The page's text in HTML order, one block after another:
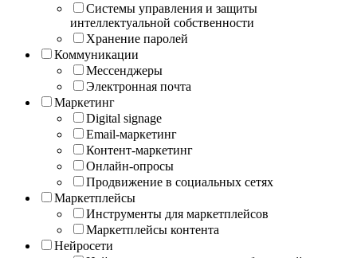
Системы управления и защиты
интеллектуальной собственности
Хранение паролей
Коммуникации
Мессенджеры
Электронная почта
Маркетинг
Digital signage
Email-маркетинг
Контент-маркетинг
Онлайн-опросы
Продвижение в социальных сетях
Маркетплейсы
Инструменты для маркетплейсов
Маркетплейсы контента
Нейросети